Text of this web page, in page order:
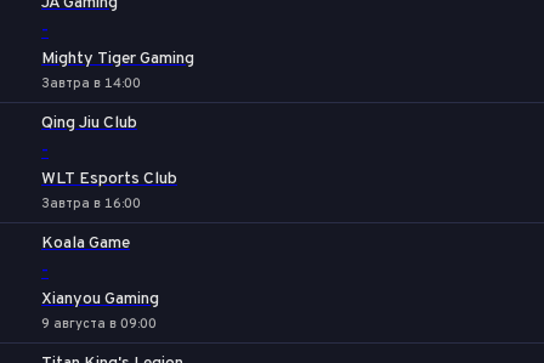
-
Mighty Tiger Gaming
Завтра в 14:00
Qing Jiu Club
-
WLT Esports Club
Завтра в 16:00
Koala Game
-
Xianyou Gaming
9 августа в 09:00